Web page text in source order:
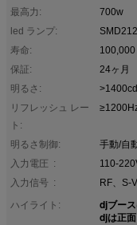
最高力:
700w
led ランプ:
寿命:
100,000
保証:
24ヶ月
明るさ:
リフレッシュ レー
ト:
明るさ制御:
手動/自
入力電圧 :
110-
入力信号 :
RF、S-
ハイライト:
djブー
djは正